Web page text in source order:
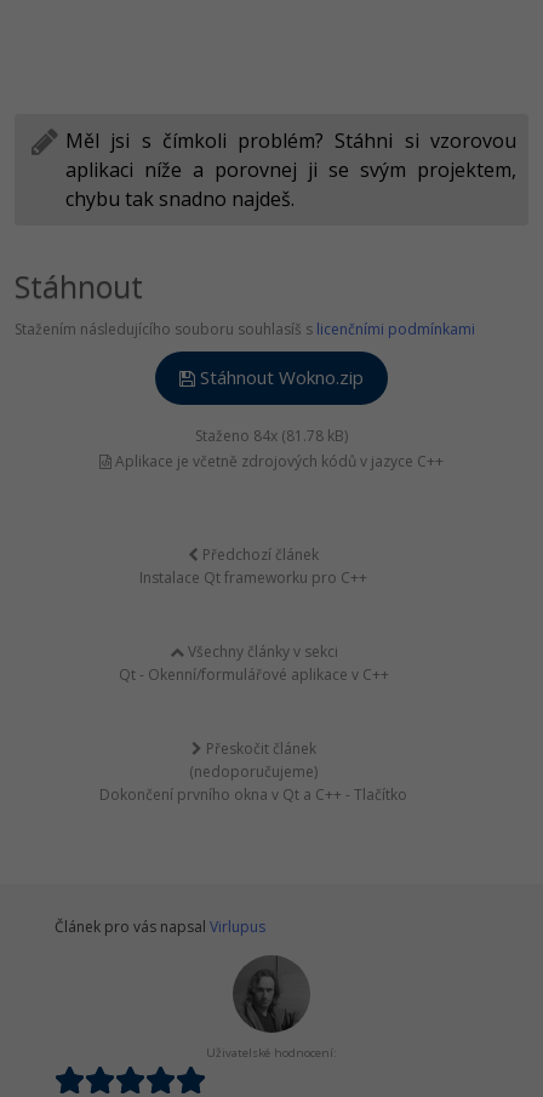
Měl jsi s čímkoli problém? Stáhni si vzorovou
aplikaci níže a porovnej ji se svým projektem,
chybu tak snadno najdeš.
Stáhnout
Stažením následujícího souboru souhlasíš s licenčními podmínkami
Stáhnout Wokno.zip
Staženo 84x (81.78 kB)
Aplikace je včetně zdrojových kódů v jazyce C++
Předchozí článek
Instalace Qt frameworku pro C++
Všechny články v sekci
Qt - Okenní/formulářové aplikace v C++
Přeskočit článek
(nedoporučujeme)
Dokončení prvního okna v Qt a C++ - Tlačítko
Článek pro vás napsal Virlupus
Uživatelské hodnocení: